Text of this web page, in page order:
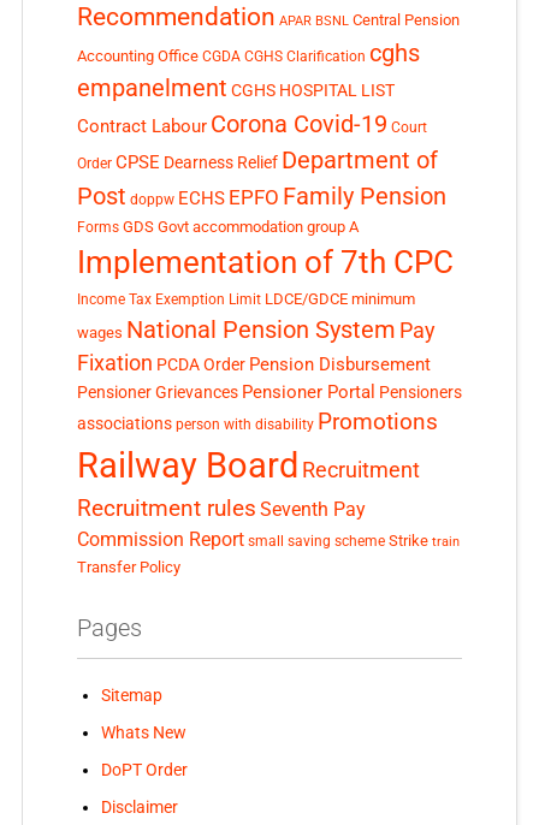
Recommendation APAR BSNL Central Pension
Accounting Office CGDA CGHS Clarification cghs
empanelment CGHS HOSPITAL LIST
Contract Labour Corona Covid-19 Court
Order CPSE Dearness Relief Department of
Post doppw ECHS EPFO Family Pension
Forms GDS Govt accommodation group A
Implementation of 7th CPC
Income Tax Exemption Limit LDCE/GDCE minimum
wages National Pension System Pay
Fixation PCDA Order Pension Disbursement
Pensioner Grievances Pensioner Portal Pensioners
associations person with disability Promotions
Railway Board Recruitment
Recruitment rules Seventh Pay
Commission Report small saving scheme Strike train
Transfer Policy
Pages
Sitemap
Whats New
DoPT Order
Disclaimer